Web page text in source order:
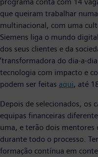
que queiram trabalhar
multinacional, com uma
Siemens liga o mundo
dos seus clientes e da
‘transformadora do dia-a-
tecnologia com impacto e
podem ser feitas aqui, até
Depois de selecionados, os
equipas financeiras
uma, e terão dois mentores
durante todo o processo.
formação contínua em